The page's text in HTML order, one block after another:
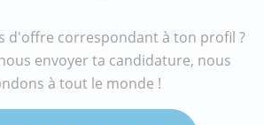
d'offre correspondant à ton profil ?
envoyer ta candidature, nous
à tout le monde !